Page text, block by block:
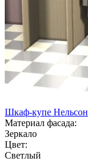
Шкаф-купе Нельсон
Материал фасада:
Зеркало
Цвет:
Светлый